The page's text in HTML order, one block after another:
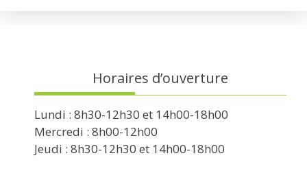
Horaires d’ouverture
Lundi : 8h30-12h30 et 14h00-18h00
Mercredi : 8h00-12h00
Jeudi : 8h30-12h30 et 14h00-18h00